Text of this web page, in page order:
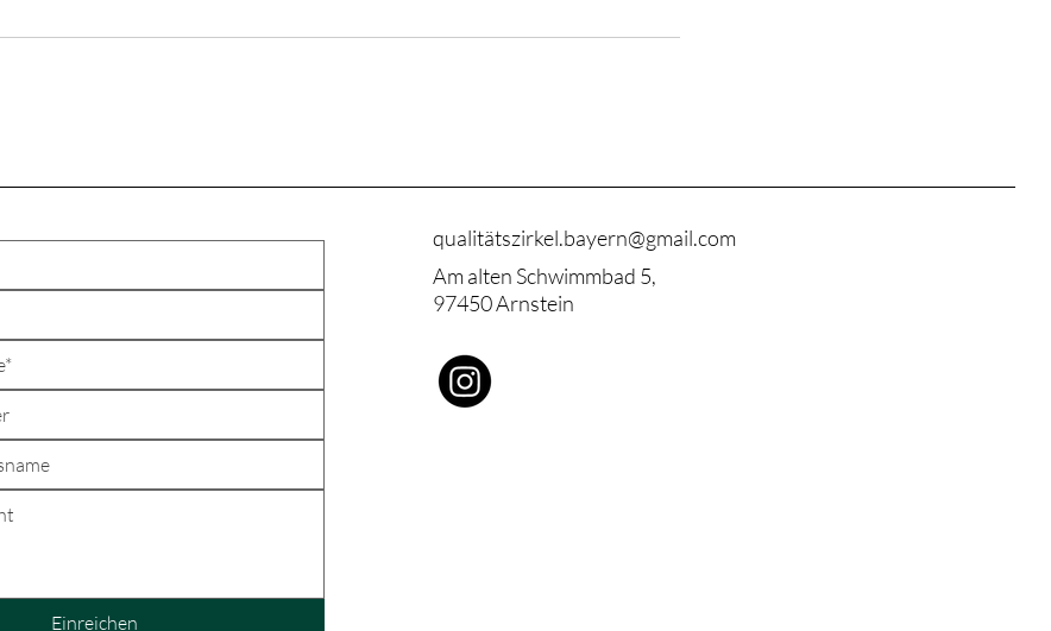
in
Zusammenarbeit.
Einreichen
qualitätszirkel.bayern@gmail.com
Am alten Schwimmbad 5,
97450 Arnstein